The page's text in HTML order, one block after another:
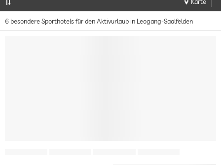
6 besondere Sporthotels für den Aktivurlaub in Leogang-Saalfelden